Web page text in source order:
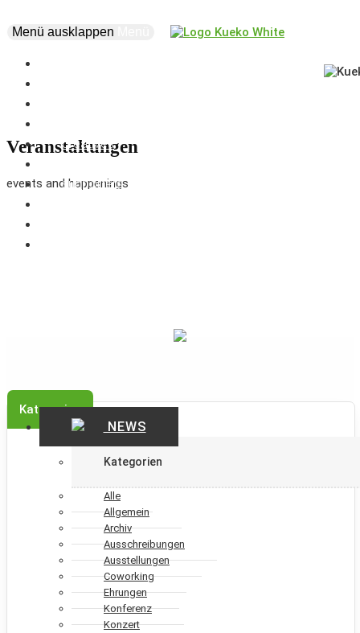
Menü ausklappen
creatives
supporters
Veranstaltungen
events and happenings
Kategorien
NEWS
Kategorien
Alle
Allgemein
Archiv
Ausschreibungen
Ausstellungen
Coworking
Ehrungen
Konferenz
Konzert